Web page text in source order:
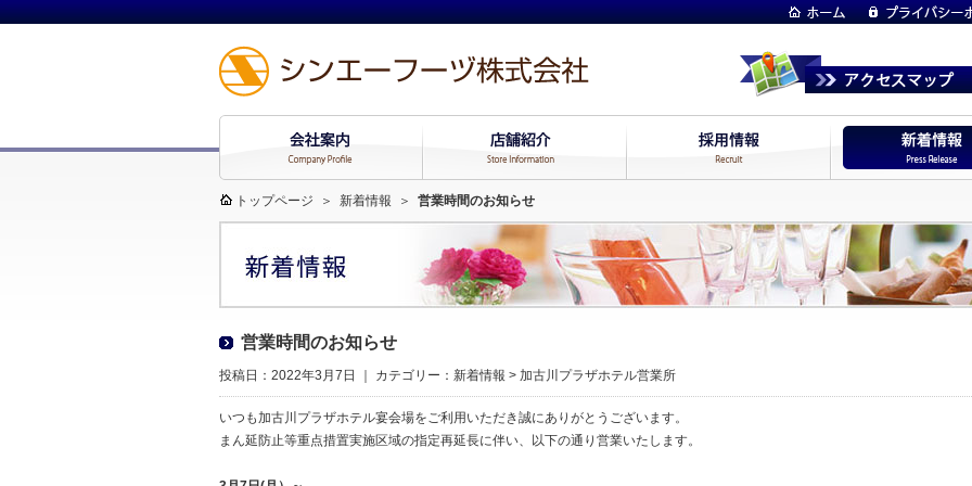
トップページ ＞ 新着情報 ＞ 営業時間のお知らせ
営業時間のお知らせ
投稿日：2022年3月7日 ｜ カテゴリー： 新着情報 > 加古川プラザホテル営業所
いつも加古川プラザホテル宴会場をご利用いただき誠にありがとうございます。
まん延防止等重点措置実施区域の指定再延長に伴い、以下の通り営業いたします。